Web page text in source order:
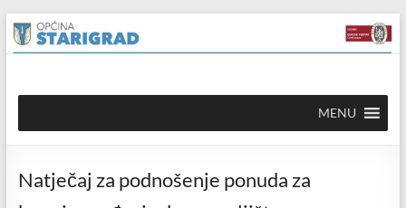
content
Skip
to
content
Općina
Starigrad
mrežna
stranica
MENU
Natječaj za podnošenje ponuda za